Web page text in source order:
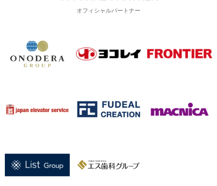
オフィシャルパートナー